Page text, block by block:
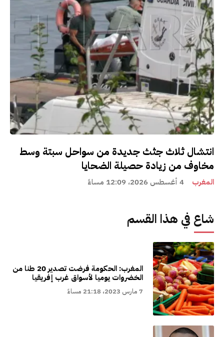
انتشال ثلاث جثث جديدة من سواحل سبتة وسط
مخاوف من زيادة حصيلة الضحايا
المغرب 4 أغسطس 2026، 12:09 مساءً
شاع في هذا القسم
المغرب: الحكومة فرضت تصدير 20 طنا من
الخضروات يوميا لأسواق غرب إفريقيا
7 مارس 2023، 21:18 مساءً